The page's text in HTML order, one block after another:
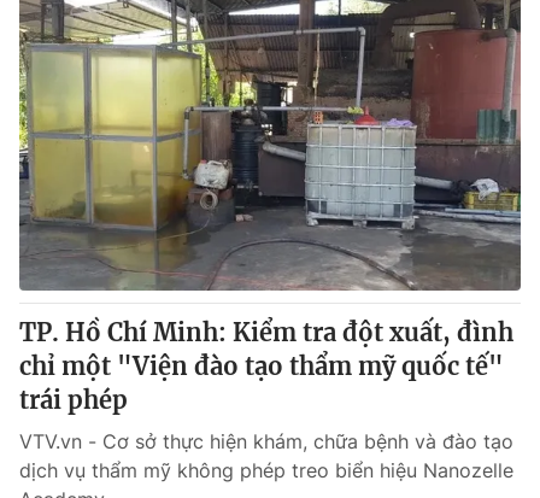
TP. Hồ Chí Minh: Kiểm tra đột xuất, đình
chỉ một "Viện đào tạo thẩm mỹ quốc tế"
trái phép
VTV.vn - Cơ sở thực hiện khám, chữa bệnh và đào tạo
dịch vụ thẩm mỹ không phép treo biển hiệu Nanozelle